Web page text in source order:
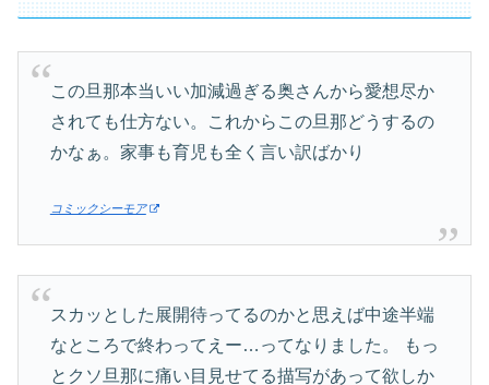
この旦那本当いい加減過ぎる奥さんから愛想尽か
されても仕方ない。これからこの旦那どうするの
かなぁ。家事も育児も全く言い訳ばかり
コミックシーモア
スカッとした展開待ってるのかと思えば中途半端
なところで終わってえー…ってなりました。 もっ
とクソ旦那に痛い目見せてる描写があって欲しか